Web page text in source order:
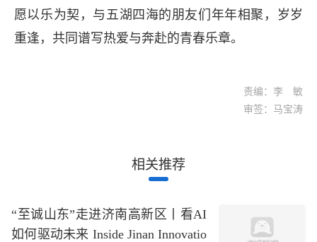
愿以乐为契，与五湖四海的朋友们年年相聚，岁岁
重逢，共同谱写热爱与奔赴的青春乐章。
责编：李 敏
审签：马宝涛
相关推荐
“至诚山东”走进济南高新区丨看AI
如何驱动未来 Inside Jinan Innovatio